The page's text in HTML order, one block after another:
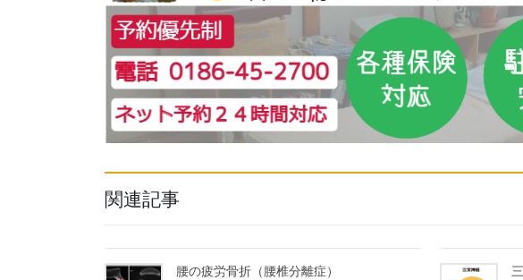
関連記事
腰の疲労骨折（腰椎分離症）